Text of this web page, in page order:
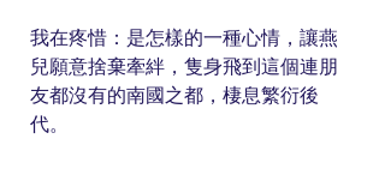
我在疼惜：是怎樣的一種心情，讓燕
兒願意捨棄牽絆，隻身飛到這個連朋
友都沒有的南國之都，棲息繁衍後
代。